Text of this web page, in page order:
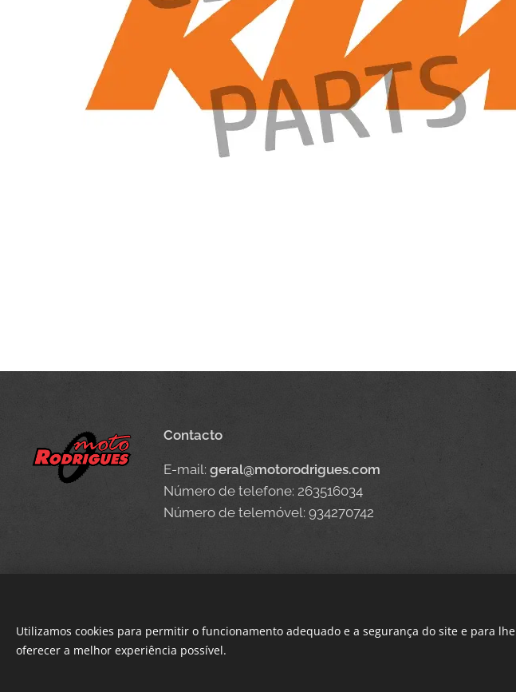
Contacto
E-mail: geral@motorodrigues.com
Número de telefone: 263516034
Número de telemóvel: 934270742
Utilizamos cookies para permitir o funcionamento adequado e a segurança do site e para lhe
oferecer a melhor experiência possível.